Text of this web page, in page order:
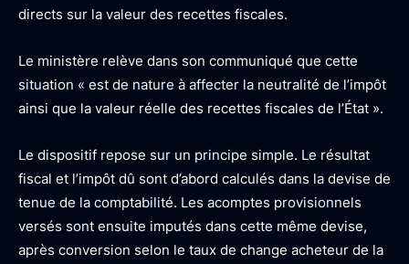
directs sur la valeur des recettes fiscales.
Le ministère relève dans son communiqué que cette
situation « est de nature à affecter la neutralité de l’impôt
ainsi que la valeur réelle des recettes fiscales de l’État ».
Le dispositif repose sur un principe simple. Le résultat
fiscal et l’impôt dû sont d’abord calculés dans la devise de
tenue de la comptabilité. Les acomptes provisionnels
versés sont ensuite imputés dans cette même devise,
après conversion selon le taux de change acheteur de la